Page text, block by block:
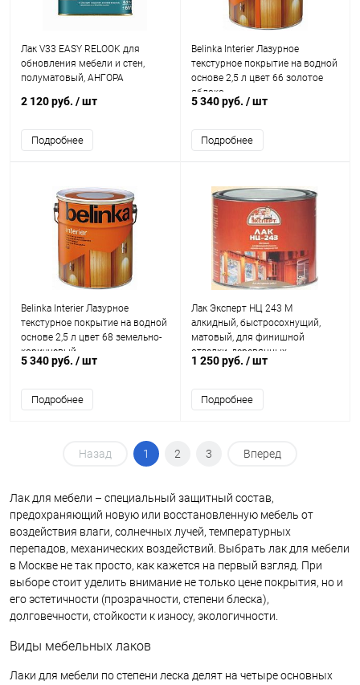
Лак V33 EASY RELOOK для
обновления мебели и стен,
полуматовый, АНГОРА
2 120 руб. / шт
Подробнее
Belinka Interier Лазурное
текстурное покрытие на водной
основе 2,5 л цвет 66 золотое
яблоко
5 340 руб. / шт
Подробнее
Belinka Interier Лазурное
текстурное покрытие на водной
основе 2,5 л цвет 68 земельно-
коричневый
5 340 руб. / шт
Подробнее
Лак Эксперт НЦ 243 М
алкидный, быстросохнущий,
матовый, для финишной
отделки, деревянных
поверхностей
1 250 руб. / шт
Подробнее
Назад 1 2 3 Вперед
Лак для мебели – специальный защитный состав,
предохраняющий новую или восстановленную мебель от
воздействия влаги, солнечных лучей, температурных
перепадов, механических воздействий. Выбрать лак для мебели
в Москве не так просто, как кажется на первый взгляд. При
выборе стоит уделить внимание не только цене покрытия, но и
его эстетичности (прозрачности, степени блеска),
долговечности, стойкости к износу, экологичности.
Виды мебельных лаков
Лаки для мебели по степени леска делят на четыре основных